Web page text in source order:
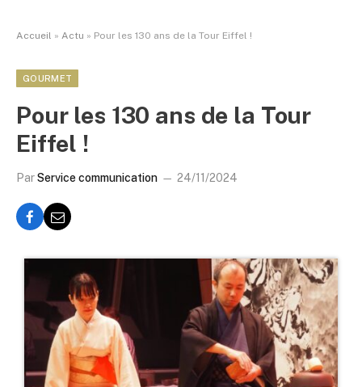
Accueil » Actu » Pour les 130 ans de la Tour Eiffel !
GOURMET
Pour les 130 ans de la Tour
Eiffel !
ParService communication 24/11/2024